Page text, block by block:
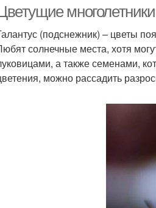
(подснежник) – цветы
солнечные места, хотя
а также семенами,
можно рассадить